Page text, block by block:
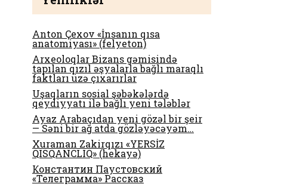
Anton Çexov «İnsanın qısa
anatomiyası» (felyeton)
Arxeoloqlar Bizans gəmisində
tapılan qızıl əşyalarla bağlı maraqlı
faktları üzə çıxarırlar
Uşaqların sosial şəbəkələrdə
qeydiyyatı ilə bağlı yeni tələblər
Ayaz Arabaçıdan yeni gözəl bir şeir
— Səni bir ağ atda gözləyəcəyəm…
Xuraman Zakirqızı «YERSİZ
QISQANCLIQ» (hekayə)
Константин Паустовский
«Телеграмма» Рассказ